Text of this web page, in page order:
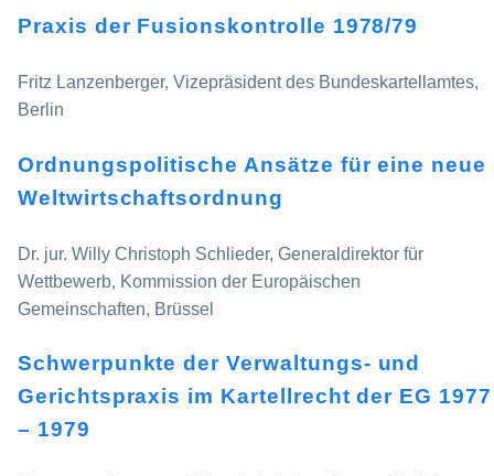
Praxis der Fusionskontrolle 1978/79
Fritz Lanzenberger, Vizepräsident des Bundeskartellamtes,
Berlin
Ordnungspolitische Ansätze für eine neue
Weltwirtschaftsordnung
Dr. jur. Willy Christoph Schlieder, Generaldirektor für
Wettbewerb, Kommission der Europäischen
Gemeinschaften, Brüssel
Schwerpunkte der Verwaltungs- und
Gerichtspraxis im Kartellrecht der EG 1977
– 1979